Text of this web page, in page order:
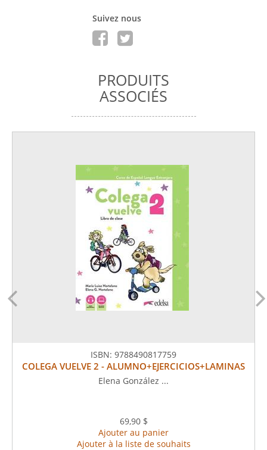
Suivez nous
PRODUITS
ASSOCIÉS
ISBN: 9788490817759
COLEGA VUELVE 2 - ALUMNO+EJERCICIOS+LAMINAS
Elena González ...
69,90 $
Ajouter au panier
Ajouter à la liste de souhaits